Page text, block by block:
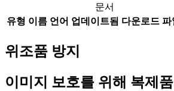
문서
유형 이름 언어 업데이트됨 다운로드 파
위조품 방지
이미지 보호를 위해 복제